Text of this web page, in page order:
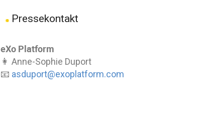
Pressekontakt
eXo Platform
👩 Anne-Sophie Duport
📧 asduport@exoplatform.com